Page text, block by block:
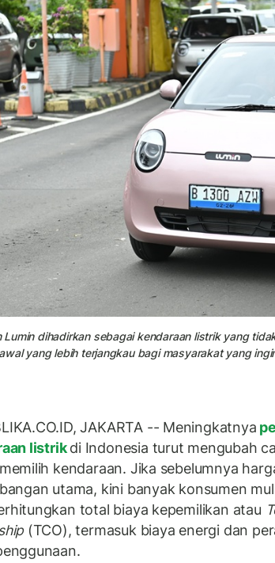
Lumin dihadirkan sebagai kendaraan listrik yang
yang lebih terjangkau bagi masyarakat yang
JAKARTA -- Meningkatnya
listrikdi Indonesia turut mengubah
kendaraan. Jika sebelumnya
utama, kini banyak konsumen
total biaya kepemilikan atau
(TCO), termasuk biaya energi dan